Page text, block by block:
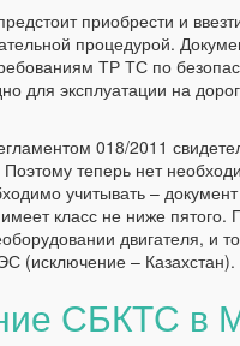
приобрести и
процедурой.
ТР ТС по
для эксплуатации на
018/2011
Поэтому теперь нет
учитывать –
класс не ниже пятого.
двигателя, и
(исключение – Казахстан).
СБКТС в